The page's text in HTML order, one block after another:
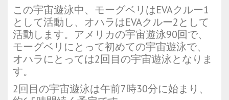
この宇宙遊泳中、モーグベリはEVAクルー1
として活動し、オハラはEVAクルー2として
活動します。アメリカの宇宙遊泳90回で、
モーグベリにとって初めての宇宙遊泳で、
オハラにとっては2回目の宇宙遊泳となりま
す。
2回目の宇宙遊泳は午前7時30分に始まり、